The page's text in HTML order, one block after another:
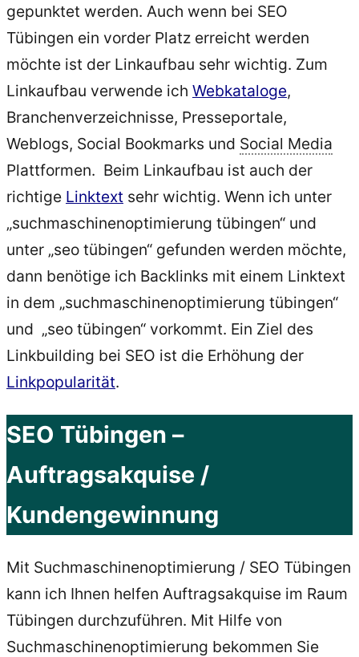
gepunktet werden. Auch wenn bei SEO
Tübingen ein vorder Platz erreicht werden
möchte ist der Linkaufbau sehr wichtig. Zum
Linkaufbau verwende ich Webkataloge,
Branchenverzeichnisse, Presseportale,
Weblogs, Social Bookmarks und Social Media
Plattformen. Beim Linkaufbau ist auch der
richtige Linktext sehr wichtig. Wenn ich unter
„suchmaschinenoptimierung tübingen“ und
unter „seo tübingen“ gefunden werden möchte,
dann benötige ich Backlinks mit einem Linktext
in dem „suchmaschinenoptimierung tübingen“
und „seo tübingen“ vorkommt. Ein Ziel des
Linkbuilding bei SEO ist die Erhöhung der
Linkpopularität.
SEO Tübingen –
Auftragsakquise /
Kundengewinnung
Mit Suchmaschinenoptimierung / SEO Tübingen
kann ich Ihnen helfen Auftragsakquise im Raum
Tübingen durchzuführen. Mit Hilfe von
Suchmaschinenoptimierung bekommen Sie